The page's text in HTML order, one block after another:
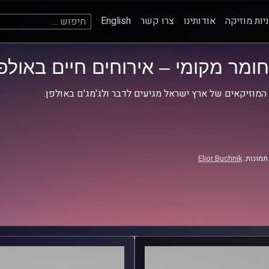
מוזיקה אודותינו צרו קשר English חיפוש:
חומר מקומי – אירוחים חיים
של ארץ ישראל מגיעים לדבר ולג'מג'ם באולפן.
Elior Buchnik